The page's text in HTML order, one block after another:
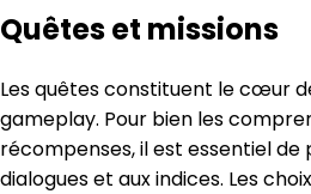
Quêtes et missions
Les quêtes constituent le cœur
gameplay. Pour bien les
récompenses, il est essentiel
dialogues et aux indices. Les